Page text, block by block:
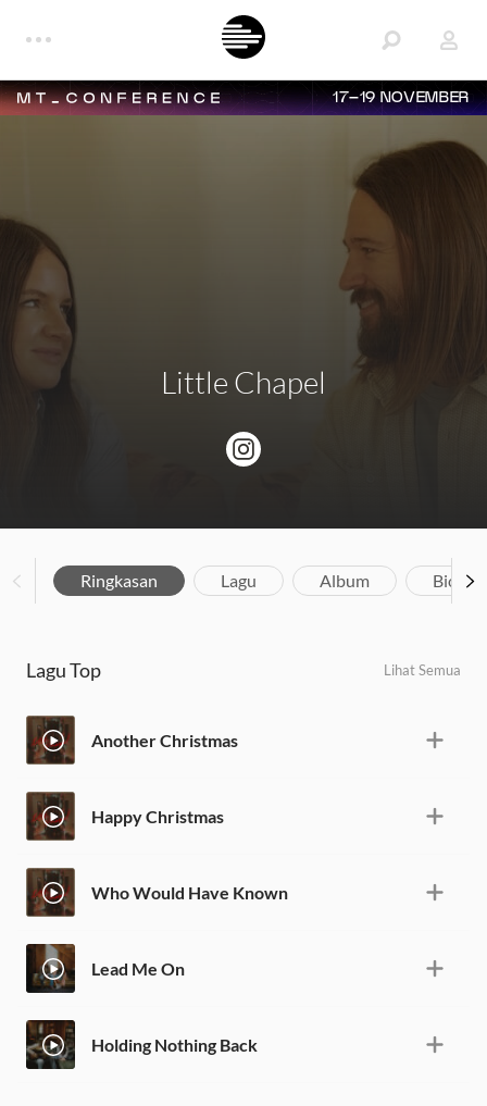
17–19 NOVEMBER
Little Chapel
Ringkasan Lagu Album
Lagu Top Lihat Semua
Another Christmas
Happy Christmas
Who Would Have Known
Lead Me On
Holding Nothing Back